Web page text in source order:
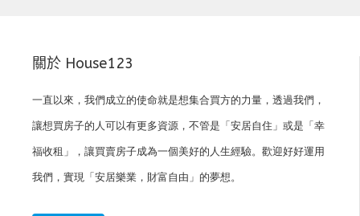
關於 House123
一直以來，我們成立的使命就是想集合買方的力量，透過我們，
讓想買房子的人可以有更多資源，不管是「安居自住」或是「幸
福收租」，讓買賣房子成為一個美好的人生經驗。歡迎好好運用
我們，實現「安居樂業，財富自由」的夢想。